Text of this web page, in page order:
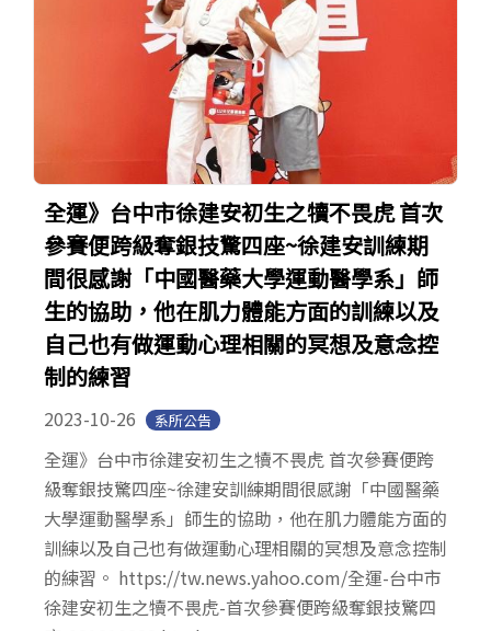
全運》台中市徐建安初生之犢不畏虎 首次
參賽便跨級奪銀技驚四座~徐建安訓練期
間很感謝「中國醫藥大學運動醫學系」師
生的協助，他在肌力體能方面的訓練以及
自己也有做運動心理相關的冥想及意念控
制的練習
2023-10-26 系所公告
全運》台中市徐建安初生之犢不畏虎 首次參賽便跨
級奪銀技驚四座~徐建安訓練期間很感謝「中國醫藥
大學運動醫學系」師生的協助，他在肌力體能方面的
訓練以及自己也有做運動心理相關的冥想及意念控制
的練習。 https://tw.news.yahoo.com/全運-台中市
徐建安初生之犢不畏虎-首次參賽便跨級奪銀技驚四